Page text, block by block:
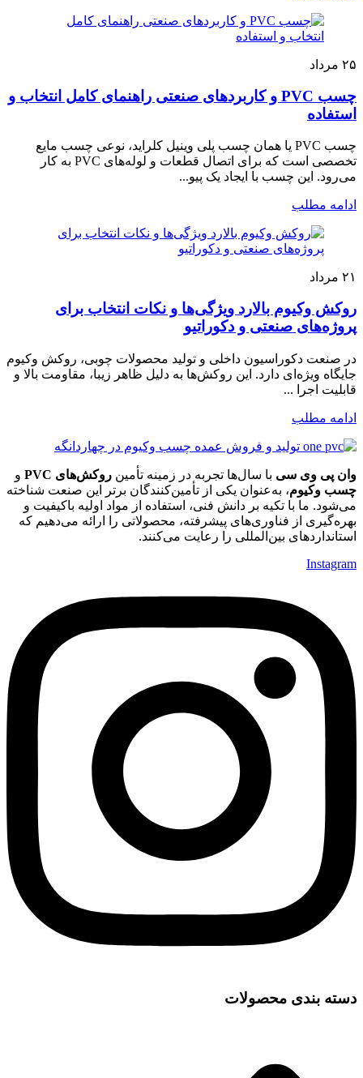
۲۵ مرداد
چسب PVC و کاربردهای صنعتی راهنمای کامل انتخاب و
استفاده
چسب PVC یا همان چسب پلی وینیل کلراید، نوعی چسب مایع
تخصصی است که برای اتصال قطعات و لوله‌های PVC به کار
می‌رود. این چسب با ایجاد یک پیو...
ادامه مطلب
۲۱ مرداد
روکش وکیوم بالارد ویژگی‌ها و نکات انتخاب برای
پروژه‌های صنعتی و دکوراتیو
در صنعت دکوراسیون داخلی و تولید محصولات چوبی، روکش وکیوم
جایگاه ویژه‌ای دارد. این روکش‌ها به دلیل ظاهر زیبا، مقاومت بالا و
قابلیت اجرا ...
ادامه مطلب
وان پی وی سی با سال‌ها تجربه در زمینه تأمین روکش‌های PVC
و
چسب وکیوم، به‌عنوان یکی از تأمین‌کنندگان برتر این صنعت شناخته
می‌شود. ما با تکیه بر دانش فنی، استفاده از مواد اولیه باکیفیت و
بهره‌گیری از فناوری‌های پیشرفته، محصولاتی را ارائه می‌دهیم که
استانداردهای بین‌المللی را رعایت می‌کنند.
Instagram
دسته بندی محصولات